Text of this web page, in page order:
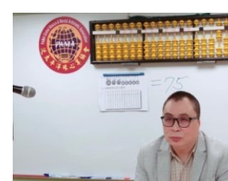
教育的珠心算教學面臨從未有過的新挑戰。 二．停止實體課如何持
續學習 在停課宣布後，各珠算班系與珠心算老師們如何因應，突如
其來的衝擊..